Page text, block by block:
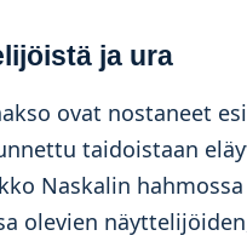
ja ura
ovat nostaneet
taidoistaan
Naskalin
olevien